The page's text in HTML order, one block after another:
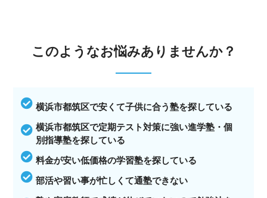
このようなお悩みありませんか？
横浜市都筑区で安くて子供に合う塾を探している
横浜市都筑区で定期テスト対策に強い進学塾・個
別指導塾を探している
料金が安い低価格の学習塾を探している
部活や習い事が忙しくて通塾できない